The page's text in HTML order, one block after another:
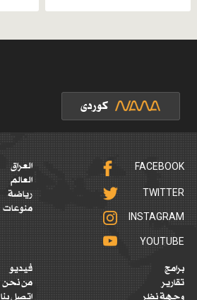
FACEBOOK
TWITTER
INSTAGRAM
YOUTUBE
العراق
العالم
رياضة
منوعات
برامج
تقارير
وجهة نظر
فيديو
من نحن
اتصل بنا